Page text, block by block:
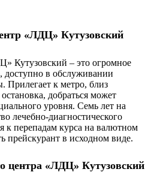
«ЛДЦ» Кутузовский
Кутузовский – это огромное
доступно в обслуживании
к метро, близ
остановка, добраться может
уровня. Семь лет на
лечебно-диагностического
к перепадам курса на валютном
прейскурант в исходном виде.
центра «ЛДЦ» Кутузовский